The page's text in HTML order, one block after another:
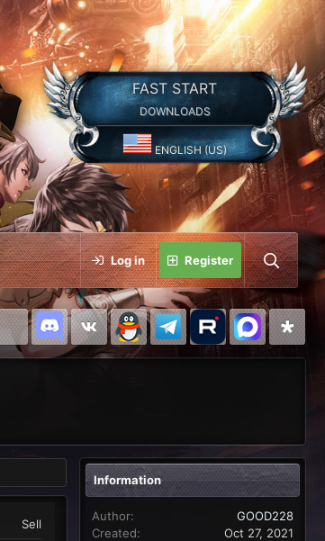
FAST START
DOWNLOADS
ENGLISH (US)
Log in Register
Sell
Information
Author
GOOD228
Created
Oct 27, 2021